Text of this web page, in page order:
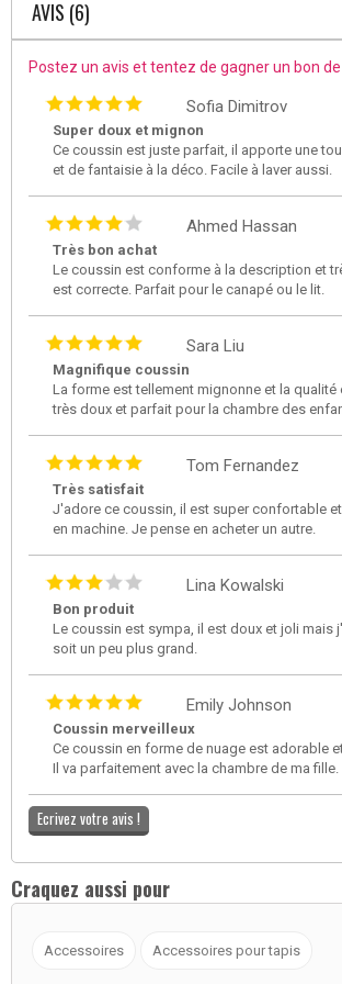
AVIS (6)
Postez un avis et tentez de gagner un bon de
Sofia Dimitrov
Super doux et mignon
Ce coussin est juste parfait, il apporte une
et de fantaisie à la déco. Facile à laver aussi.
Ahmed Hassan
Très bon achat
Le coussin est conforme à la description et
est correcte. Parfait pour le canapé ou le lit.
Sara Liu
Magnifique coussin
La forme est tellement mignonne et la qualité
très doux et parfait pour la chambre des
Tom Fernandez
Très satisfait
J'adore ce coussin, il est super confortable
en machine. Je pense en acheter un autre.
Lina Kowalski
Bon produit
Le coussin est sympa, il est doux et joli mais
soit un peu plus grand.
Emily Johnson
Coussin merveilleux
Ce coussin en forme de nuage est adorable
Il va parfaitement avec la chambre de ma fille.
Ecrivez votre avis !
Craquez aussi pour
Accessoires Accessoires pour tapis